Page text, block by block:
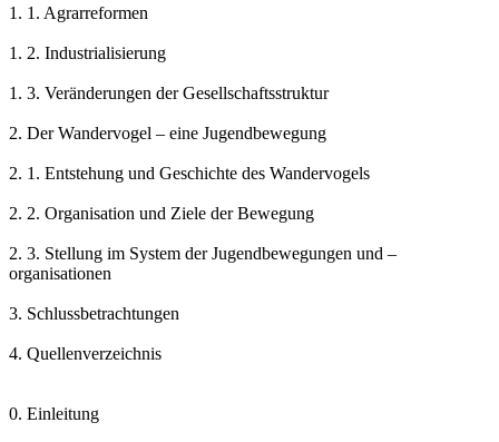
1. 1. Agrarreformen
1. 2. Industrialisierung
1. 3. Veränderungen der Gesellschaftsstruktur
2. Der Wandervogel – eine Jugendbewegung
2. 1. Entstehung und Geschichte des Wandervogels
2. 2. Organisation und Ziele der Bewegung
2. 3. Stellung im System der Jugendbewegungen und –
organisationen
3. Schlussbetrachtungen
4. Quellenverzeichnis
0. Einleitung